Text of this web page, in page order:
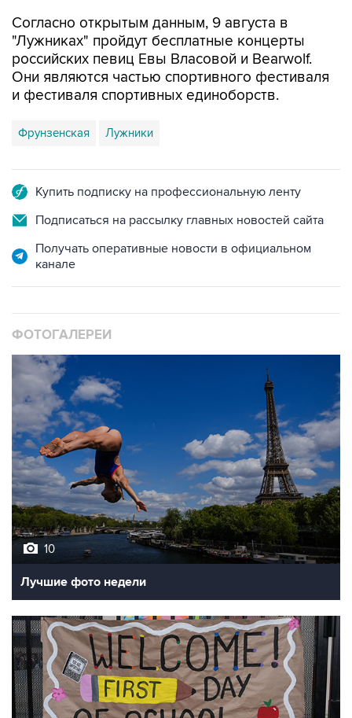
Согласно открытым данным, 9 августа в
"Лужниках" пройдут бесплатные концерты
российских певиц Евы Власовой и Bearwolf.
Они являются частью спортивного фестиваля
и фестиваля спортивных единоборств.
Фрунзенская Лужники
Купить подписку на профессиональную ленту
Подписаться на рассылку главных новостей сайта
Получать оперативные новости в официальном
канале
ФОТОГАЛЕРЕИ
10
Лучшие фото недели